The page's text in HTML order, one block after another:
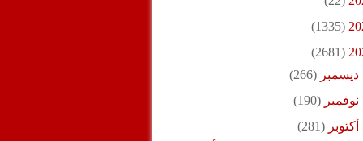
(1335)
(2681)
ديسمبر(266)
نوفمبر(190)
أكتوبر(281)